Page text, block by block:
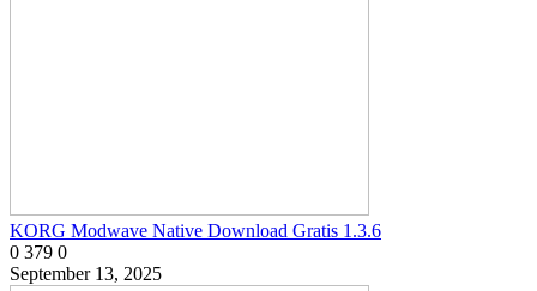
KORG Modwave Native Download Gratis 1.3.6
0 379 0
September 13, 2025